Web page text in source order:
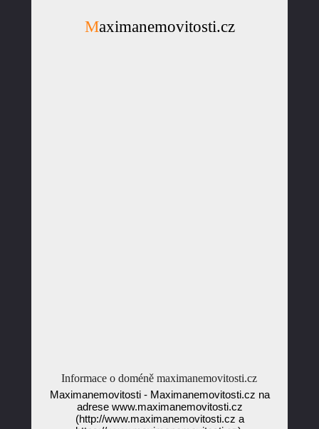
Maximanemovitosti.cz
Informace o doméně maximanemovitosti.cz
Maximanemovitosti - Maximanemovitosti.cz na
adrese www.maximanemovitosti.cz
(http://www.maximanemovitosti.cz a